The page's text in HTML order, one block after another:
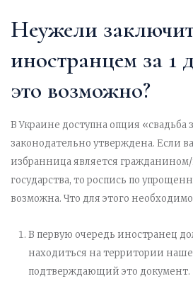
Неужели
иностранцем за 1
это возможно?
В Украине доступна опция «свадьба
законодательно утверждена. Если
избранница является
государства, то роспись по
возможна. Что для этого
В первую очередь иностранец
находиться на территории
подтверждающий это документ.